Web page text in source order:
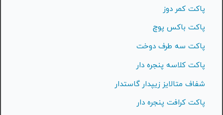
پاکت کمر دوز
پاکت باکس پوچ
پاکت سه طرف دوخت
پاکت کلاسه پنجره دار
شفاف متالايز زيپدار گاستدار
پاکت کرافت پنجره دار